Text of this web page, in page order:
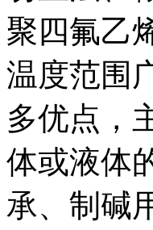
聚四氟乙
温度范围
多优点，
体或液体
承、制碱